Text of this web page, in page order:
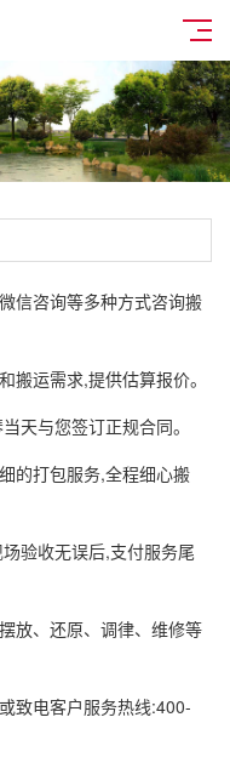
信咨询等多种方式咨询搬
搬运需求,提供估算报价。
天与您签订正规合同。
的打包服务,全程细心搬
验收无误后,支付服务尾
放、还原、调律、维修等
致电客户服务热线:400-